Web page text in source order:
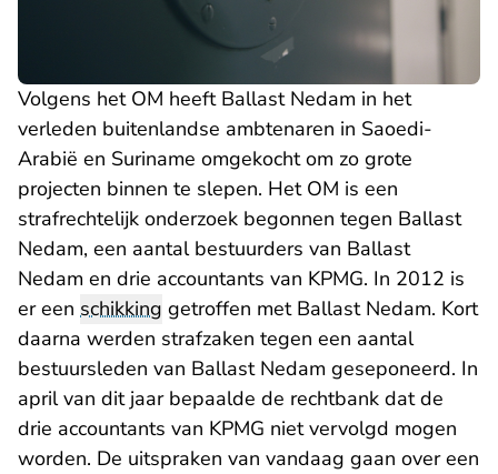
Volgens het OM heeft Ballast Nedam in het
verleden buitenlandse ambtenaren in Saoedi-
Arabië en Suriname omgekocht om zo grote
projecten binnen te slepen. Het OM is een
strafrechtelijk onderzoek begonnen tegen Ballast
Nedam, een aantal bestuurders van Ballast
Nedam en drie accountants van KPMG. In 2012 is
er een schikking getroffen met Ballast Nedam. Kort
daarna werden strafzaken tegen een aantal
bestuursleden van Ballast Nedam geseponeerd. In
april van dit jaar bepaalde de rechtbank dat de
drie accountants van KPMG niet vervolgd mogen
worden. De uitspraken van vandaag gaan over een